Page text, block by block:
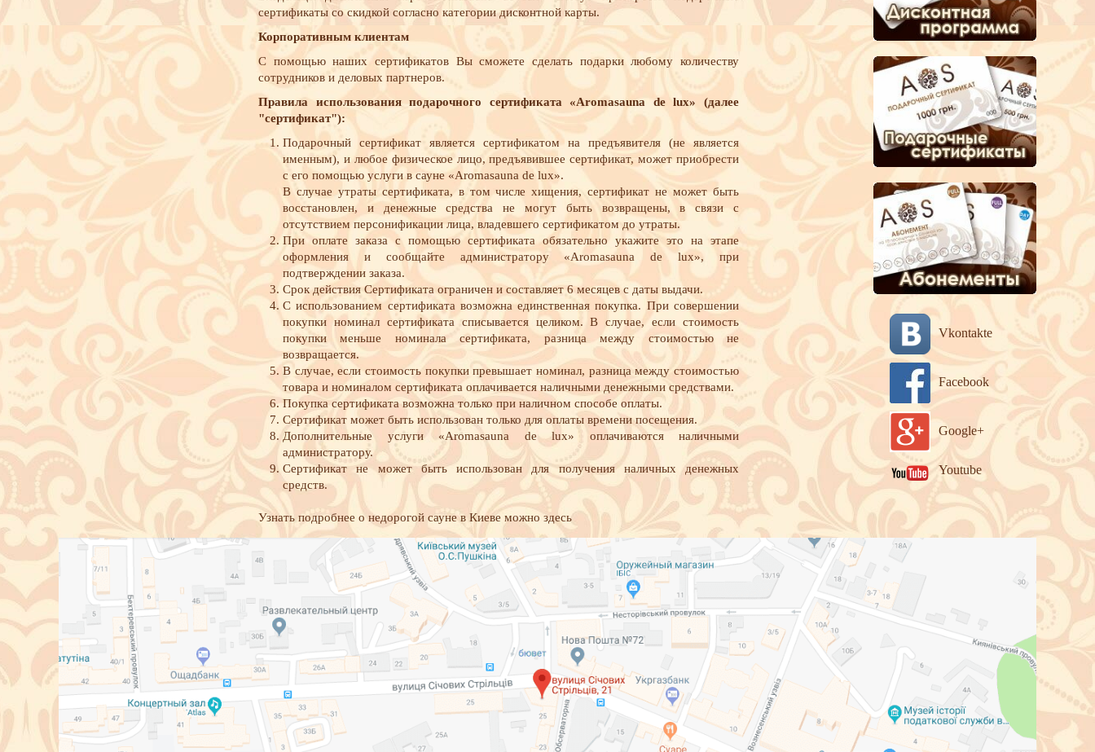
Vkontakte
Facebook
Google+
Youtube
сертификаты со скидкой согласно категории дисконтной карты.
Корпоративным клиентам
С помощью наших сертификатов Вы сможете сделать подарки любому количеству
сотрудников и деловых партнеров.
Правила использования подарочного сертификата «Aromasauna de lux» (далее
"сертификат"):
Подарочный сертификат является сертификатом на предъявителя (не является
именным), и любое физическое лицо, предъявившее сертификат, может приобрести
с его помощью услуги в сауне «Aromasauna de lux».
В случае утраты сертификата, в том числе хищения, сертификат не может быть
восстановлен, и денежные средства не могут быть возвращены, в связи с
отсутствием персонификации лица, владевшего сертификатом до утраты.
При оплате заказа с помощью сертификата обязательно укажите это на этапе
оформления и сообщайте администратору «Aromasauna de lux», при
подтверждении заказа.
Срок действия Сертификата ограничен и составляет 6 месяцев с даты выдачи.
С использованием сертификата возможна единственная покупка. При совершении
покупки номинал сертификата списывается целиком. В случае, если стоимость
покупки меньше номинала сертификата, разница между стоимостью не
возвращается.
В случае, если стоимость покупки превышает номинал, разница между стоимостью
товара и номиналом сертификата оплачивается наличными денежными средствами.
Покупка сертификата возможна только при наличном способе оплаты.
Сертификат может быть использован только для оплаты времени посещения.
Дополнительные услуги «Aromasauna de lux» оплачиваются наличными
администратору.
Сертификат не может быть использован для получения наличных денежных
средств.
Узнать подробнее о недорогой сауне в Киеве можно здесь